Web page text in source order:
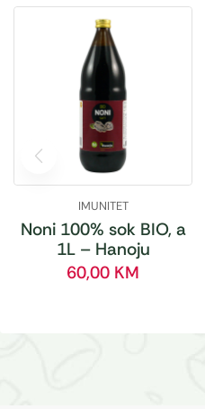
IMUNITET
Noni 100% sok BIO, a
1L – Hanoju
60,00 KM